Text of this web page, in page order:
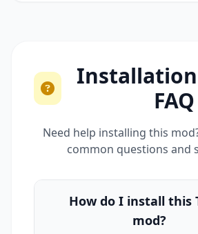
FAQ
Need help installing this
common questions and
How do I install this
mod?